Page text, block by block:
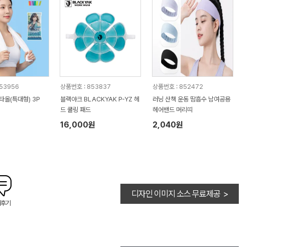
올(특대형) 3P
상품번호 : 853837
블랙야크 BLACKYAK P-YZ 헤
드 쿨링 패드
16,000원
상품번호 : 852472
러닝 산책 운동 땀흡수 남여공용
헤어밴드 머리띠
2,040원
기
디자인 이미지 소스 무료제공 >